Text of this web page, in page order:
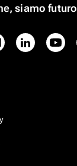
siamo futuro